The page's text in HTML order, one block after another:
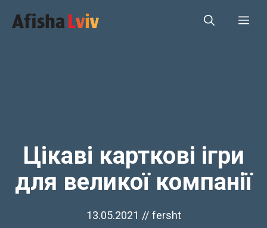
Цікаві карткові ігри
для великої компанії
13.05.2021 // fersht